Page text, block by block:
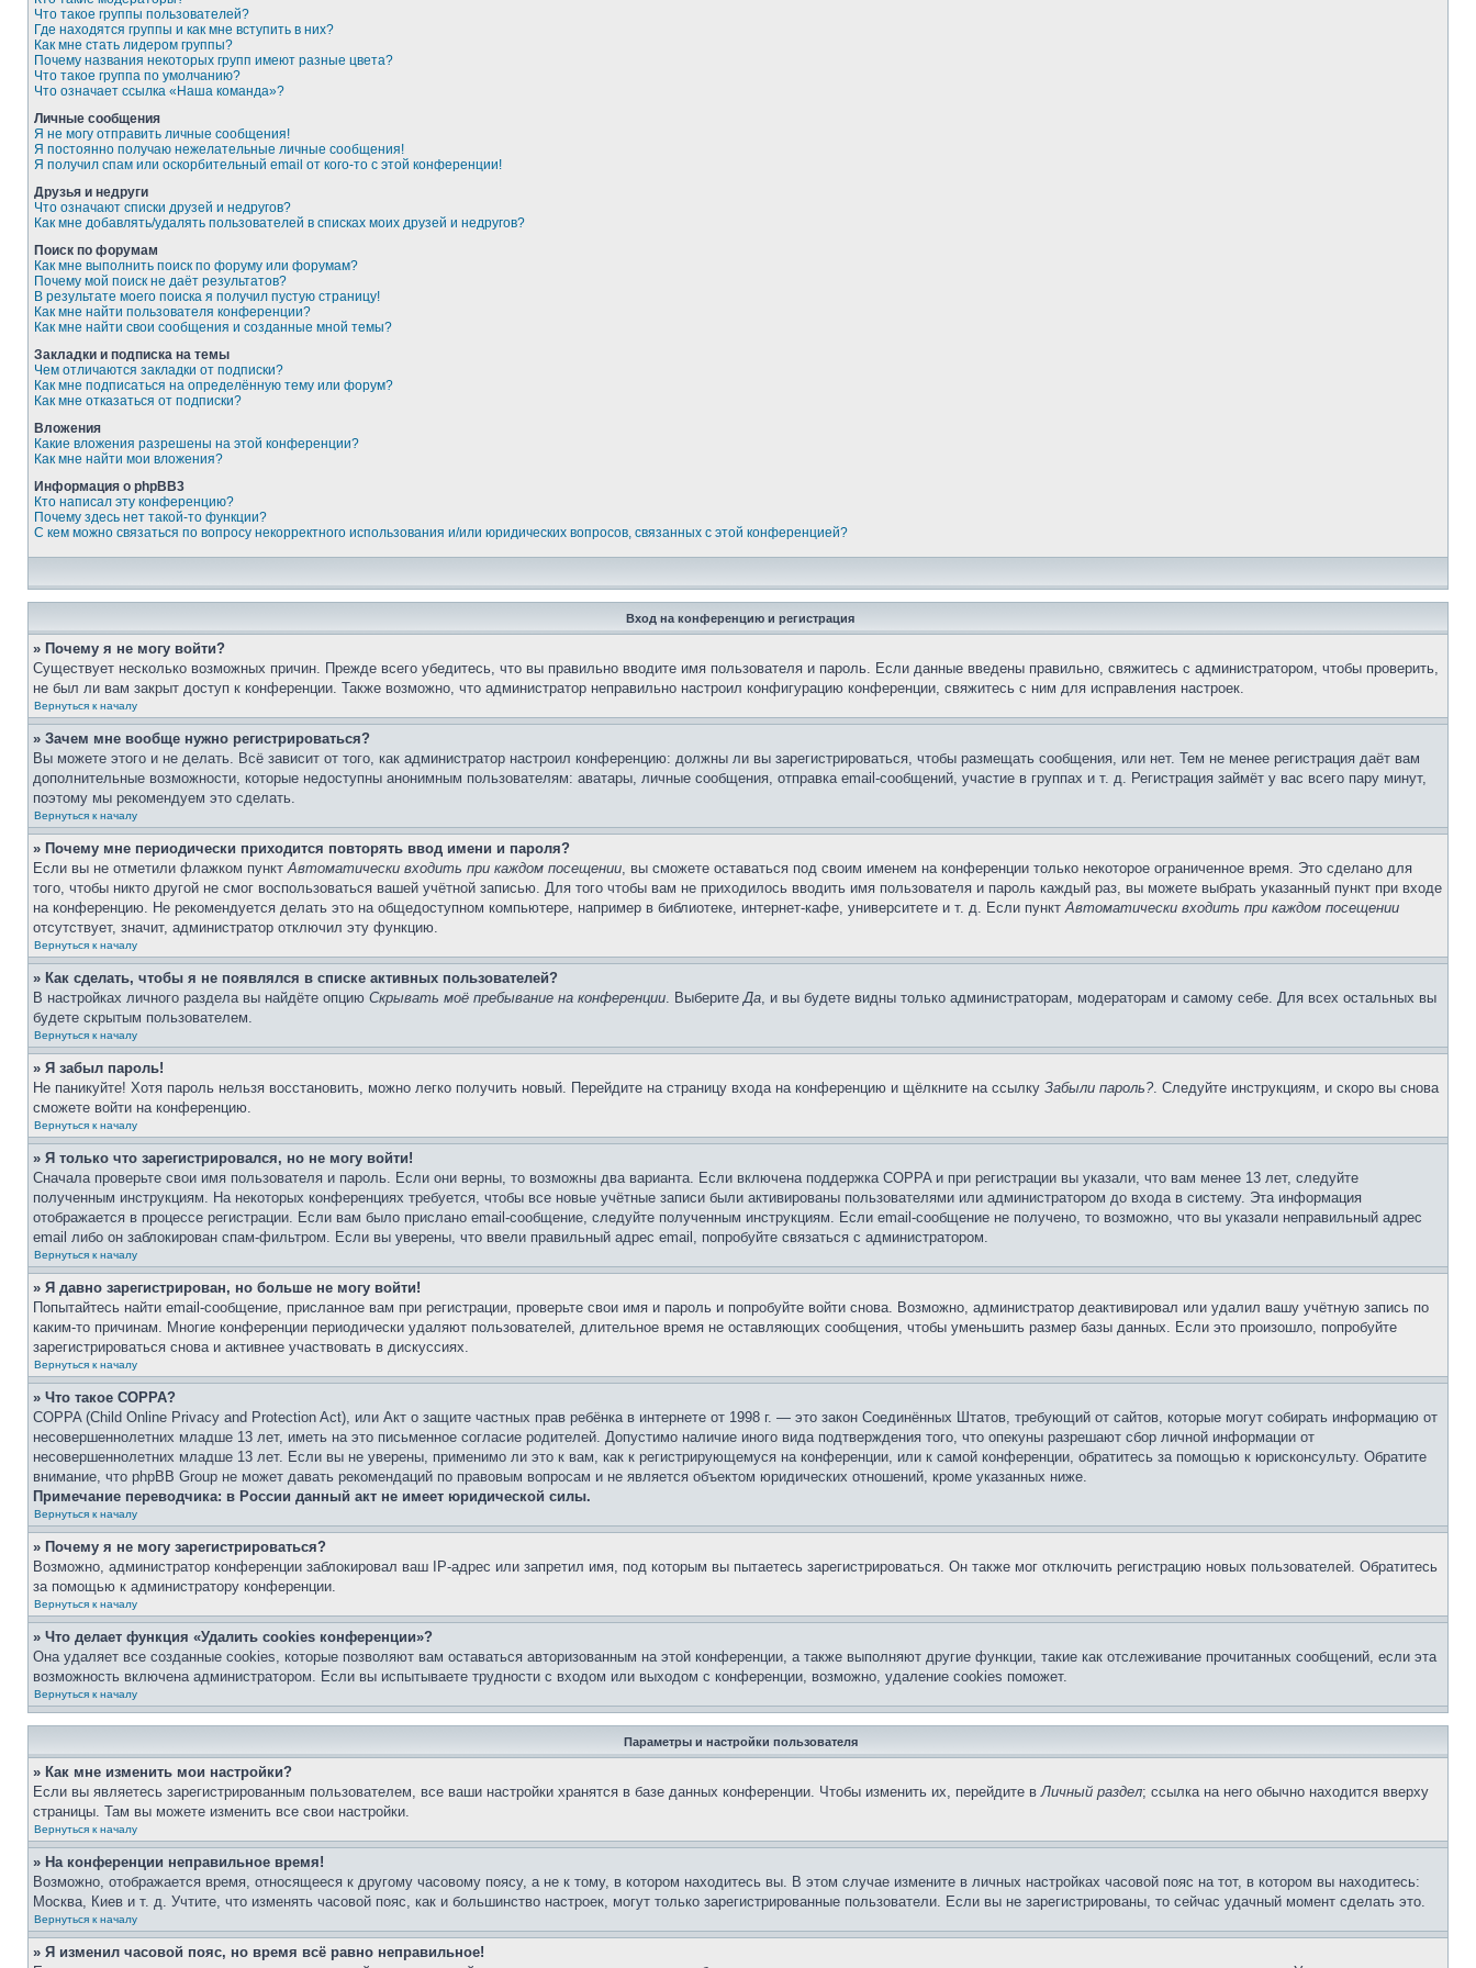
Что такое группы пользователей?
Где находятся группы и как мне вступить в них?
Как мне стать лидером группы?
Почему названия некоторых групп имеют разные цвета?
Что такое группа по умолчанию?
Что означает ссылка «Наша команда»?
Личные сообщения
Я не могу отправить личные сообщения!
Я постоянно получаю нежелательные личные сообщения!
Я получил спам или оскорбительный email от кого-то с этой конференции!
Друзья и недруги
Что означают списки друзей и недругов?
Как мне добавлять/удалять пользователей в списках моих друзей и недругов?
Поиск по форумам
Как мне выполнить поиск по форуму или форумам?
Почему мой поиск не даёт результатов?
В результате моего поиска я получил пустую страницу!
Как мне найти пользователя конференции?
Как мне найти свои сообщения и созданные мной темы?
Закладки и подписка на темы
Чем отличаются закладки от подписки?
Как мне подписаться на определённую тему или форум?
Как мне отказаться от подписки?
Вложения
Какие вложения разрешены на этой конференции?
Как мне найти мои вложения?
Информация о phpBB3
Кто написал эту конференцию?
Почему здесь нет такой-то функции?
С кем можно связаться по вопросу некорректного использования и/или юридических вопросов, связанных с этой конференцией?
Вход на конференцию и регистрация
» Почему я не могу войти?
Существует несколько возможных причин. Прежде всего убедитесь, что вы правильно вводите имя пользователя и пароль. Если данные введены правильно, свяжитесь с администратором, чтобы проверить,
не был ли вам закрыт доступ к конференции. Также возможно, что администратор неправильно настроил конфигурацию конференции, свяжитесь с ним для исправления настроек.
Вернуться к началу
» Зачем мне вообще нужно регистрироваться?
Вы можете этого и не делать. Всё зависит от того, как администратор настроил конференцию: должны ли вы зарегистрироваться, чтобы размещать сообщения, или нет. Тем не менее регистрация даёт вам
дополнительные возможности, которые недоступны анонимным пользователям: аватары, личные сообщения, отправка email-сообщений, участие в группах и т. д. Регистрация займёт у вас всего пару минут,
поэтому мы рекомендуем это сделать.
Вернуться к началу
» Почему мне периодически приходится повторять ввод имени и пароля?
Если вы не отметили флажком пунктАвтоматически входить при каждом посещении, вы сможете оставаться под своим именем на конференции только некоторое ограниченное время. Это сделано для
того, чтобы никто другой не смог воспользоваться вашей учётной записью. Для того чтобы вам не приходилось вводить имя пользователя и пароль каждый раз, вы можете выбрать указанный пункт при входе
на конференцию. Не рекомендуется делать это на общедоступном компьютере, например в библиотеке, интернет-кафе, университете и т. д. Если пунктАвтоматически входить при каждом посещении
отсутствует, значит, администратор отключил эту функцию.
Вернуться к началу
» Как сделать, чтобы я не появлялся в списке активных пользователей?
В настройках личного раздела вы найдёте опцию Скрывать моё пребывание на конференции. ВыберитеДа, и вы будете видны только администраторам, модераторам и самому себе. Для всех остальных вы
будете скрытым пользователем.
Вернуться к началу
» Я забыл пароль!
Не паникуйте! Хотя пароль нельзя восстановить, можно легко получить новый. Перейдите на страницу входа на конференцию и щёлкните на ссылку Забыли пароль?. Следуйте инструкциям, и скоро вы снова
сможете войти на конференцию.
Вернуться к началу
» Я только что зарегистрировался, но не могу войти!
Сначала проверьте свои имя пользователя и пароль. Если они верны, то возможны два варианта. Если включена поддержка COPPA и при регистрации вы указали, что вам менее 13 лет, следуйте
полученным инструкциям. На некоторых конференциях требуется, чтобы все новые учётные записи были активированы пользователями или администратором до входа в систему. Эта информация
отображается в процессе регистрации. Если вам было прислано email-сообщение, следуйте полученным инструкциям. Если email-сообщение не получено, то возможно, что вы указали неправильный адрес
email либо он заблокирован спам-фильтром. Если вы уверены, что ввели правильный адрес email, попробуйте связаться с администратором.
Вернуться к началу
» Я давно зарегистрирован, но больше не могу войти!
Попытайтесь найти email-сообщение, присланное вам при регистрации, проверьте свои имя и пароль и попробуйте войти снова. Возможно, администратор деактивировал или удалил вашу учётную запись по
каким-то причинам. Многие конференции периодически удаляют пользователей, длительное время не оставляющих сообщения, чтобы уменьшить размер базы данных. Если это произошло, попробуйте
зарегистрироваться снова и активнее участвовать в дискуссиях.
Вернуться к началу
» Что такое COPPA?
COPPA (Child Online Privacy and Protection Act), или Акт о защите частных прав ребёнка в интернете от 1998 г. — это закон Соединённых Штатов, требующий от сайтов, которые могут собирать информацию от
несовершеннолетних младше 13 лет, иметь на это письменное согласие родителей. Допустимо наличие иного вида подтверждения того, что опекуны разрешают сбор личной информации от
несовершеннолетних младше 13 лет. Если вы не уверены, применимо ли это к вам, как к регистрирующемуся на конференции, или к самой конференции, обратитесь за помощью к юрисконсульту. Обратите
внимание, что phpBB Group не может давать рекомендаций по правовым вопросам и не является объектом юридических отношений, кроме указанных ниже.
Примечание переводчика: в России данный акт не имеет юридической силы.
Вернуться к началу
» Почему я не могу зарегистрироваться?
Возможно, администратор конференции заблокировал ваш IP-адрес или запретил имя, под которым вы пытаетесь зарегистрироваться. Он также мог отключить регистрацию новых пользователей. Обратитесь
за помощью к администратору конференции.
Вернуться к началу
» Что делает функция «Удалить cookies конференции»?
Она удаляет все созданные cookies, которые позволяют вам оставаться авторизованным на этой конференции, а также выполняют другие функции, такие как отслеживание прочитанных сообщений, если эта
возможность включена администратором. Если вы испытываете трудности с входом или выходом с конференции, возможно, удаление cookies поможет.
Вернуться к началу
Параметры и настройки пользователя
» Как мне изменить мои настройки?
Если вы являетесь зарегистрированным пользователем, все ваши настройки хранятся в базе данных конференции. Чтобы изменить их, перейдите вЛичный раздел; ссылка на него обычно находится вверху
страницы. Там вы можете изменить все свои настройки.
Вернуться к началу
» На конференции неправильное время!
Возможно, отображается время, относящееся к другому часовому поясу, а не к тому, в котором находитесь вы. В этом случае измените в личных настройках часовой пояс на тот, в котором вы находитесь:
Москва, Киев и т. д. Учтите, что изменять часовой пояс, как и большинство настроек, могут только зарегистрированные пользователи. Если вы не зарегистрированы, то сейчас удачный момент сделать это.
Вернуться к началу
» Я изменил часовой пояс, но время всё равно неправильное!